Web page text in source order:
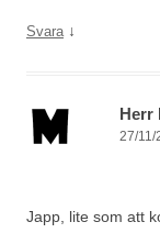
Svara ↓
Herr
27/11/
Japp, lite som att